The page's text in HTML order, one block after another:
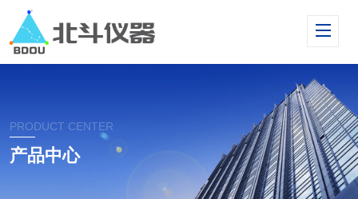
PRODUCT CENTER
产品中心